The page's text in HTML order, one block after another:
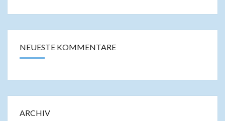
NEUESTE KOMMENTARE
ARCHIV